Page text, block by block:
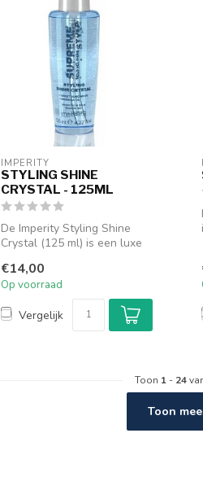
IMPERITY
STYLING SHINE
CRYSTAL - 125ML
De Imperity Styling Shine
Crystal (125 ml) is een luxe
€14,00
Op voorraad
Vergelijk
Toon 1 - 24
Toon